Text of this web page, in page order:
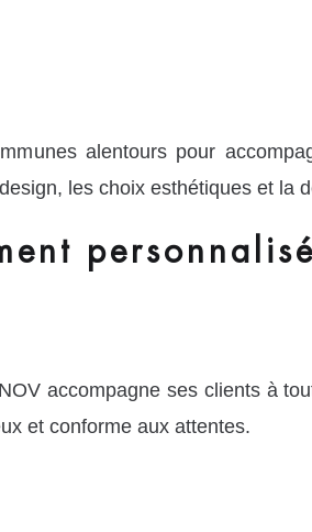
alentours pour
les choix esthétiques et la
accompagne ses clients à
et conforme aux attentes.